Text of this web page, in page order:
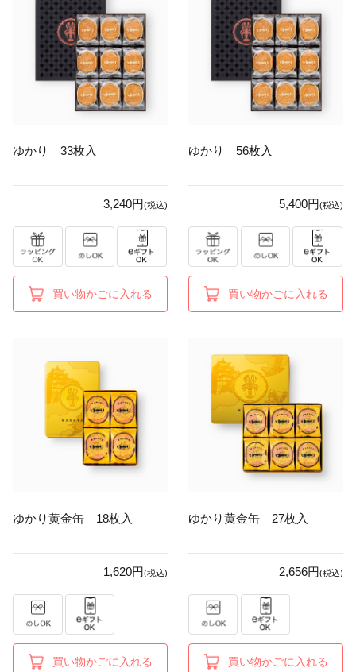
ゆかり 33枚入
3,240円(税込)
買い物かごに入れる
ゆかり 56枚入
5,400円(税込)
買い物かごに入れる
ゆかり黄金缶 18枚入
1,620円(税込)
買い物かごに入れる
ゆかり黄金缶 27枚入
2,656円(税込)
買い物かごに入れる